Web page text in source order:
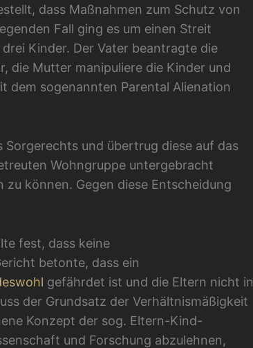
dass Maßnahmen zum Schutz von
Fall ging es um einen Streit
Kinder. Der Vater beantragte die
die Mutter manipuliere die Kinder und
dem sogenannten Parental Alienation
und übertrug diese auf das
Wohngruppe untergebracht
können. Gegen diese Entscheidung
fest, dass keine
betonte, dass ein
gefährdet ist und die Eltern nicht in
der Grundsatz der Verhältnismäßigkeit
Konzept der sog. Eltern-Kind-
und Forschung abzulehnen,